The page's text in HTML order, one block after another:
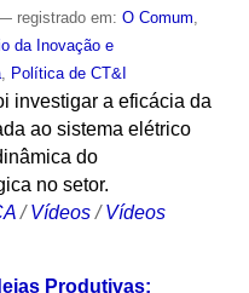
registrado em: O Comum
da Inovação e
, Política de CT&I
investigar a eficácia da
ao sistema elétrico
do
no setor.
/Vídeos /Vídeos
Produtivas: